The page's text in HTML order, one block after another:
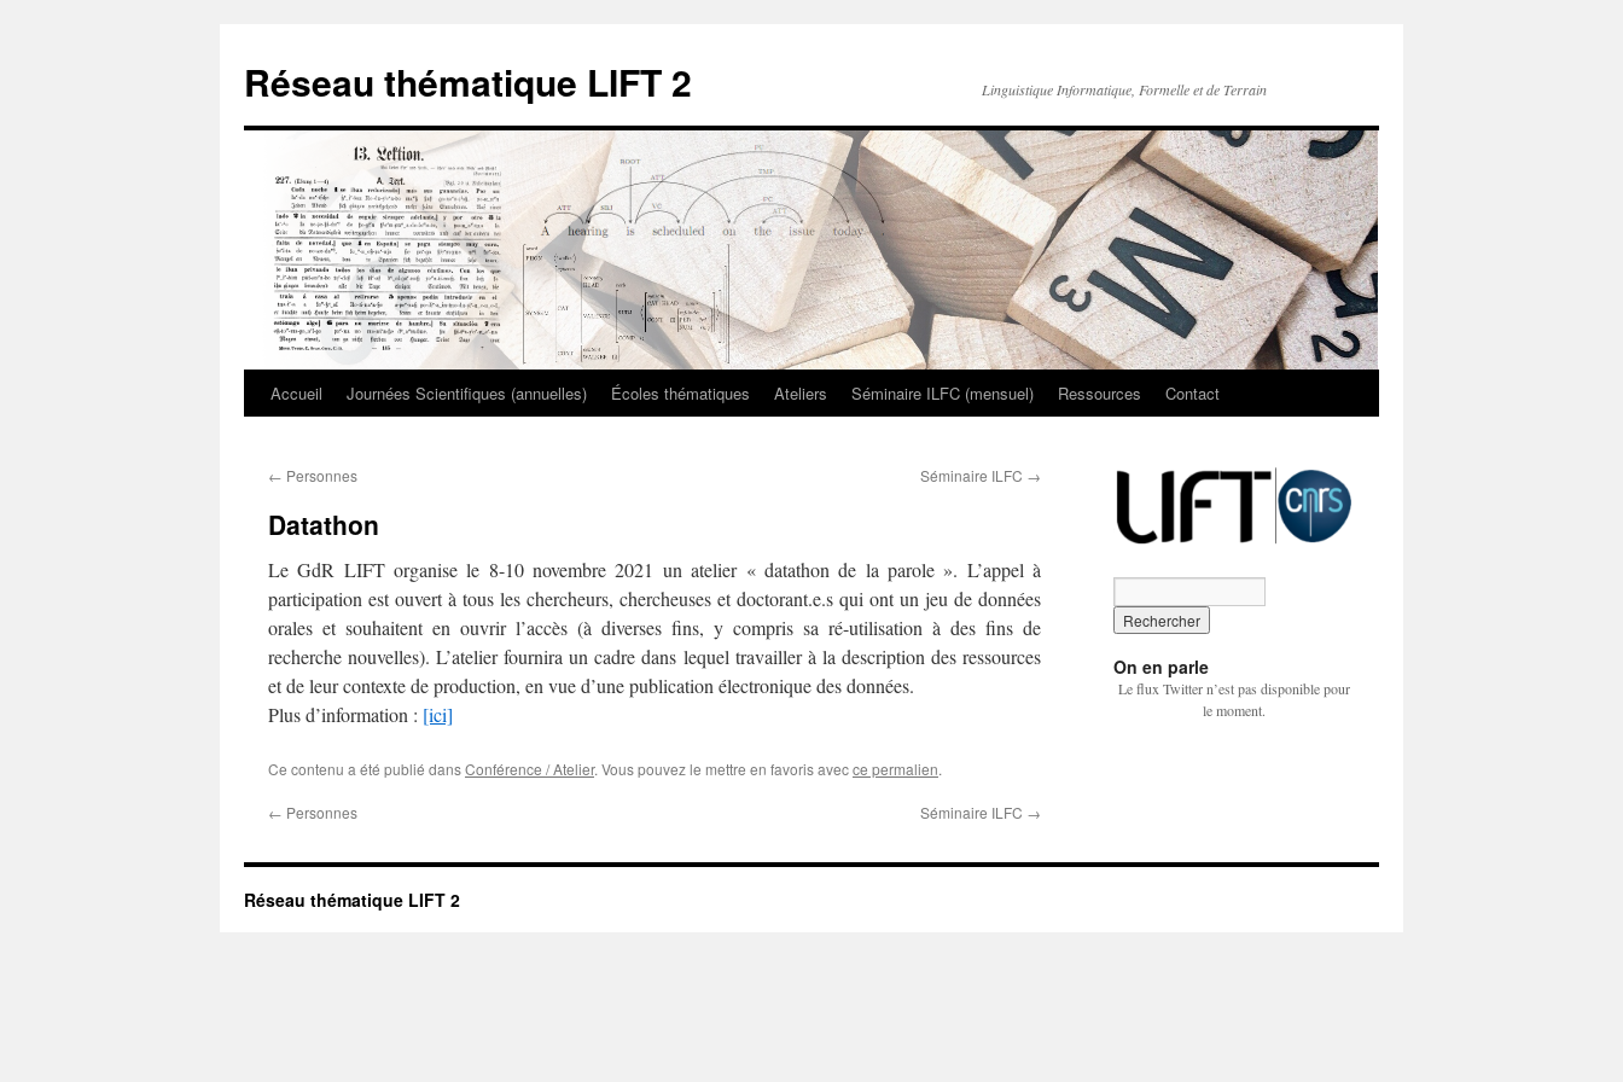
contenu
Réseau thématique LIFT 2 Linguistique Informatique, Formelle et de Terrain
Accueil Journées Scientifiques (annuelles) Écoles thématiques Ateliers Séminaire ILFC (mensuel) Ressources Contact
← Personnes Séminaire ILFC →
Datathon
Le GdR LIFT organise le 8-10 novembre 2021 un atelier « datathon de la parole ». L’appel à
participation est ouvert à tous les chercheurs, chercheuses et doctorant.e.s qui ont un jeu de données
orales et souhaitent en ouvrir l’accès (à diverses fins, y compris sa ré-utilisation à des fins de
recherche nouvelles). L’atelier fournira un cadre dans lequel travailler à la description des ressources
et de leur contexte de production, en vue d’une publication électronique des données.
Plus d’information : [ici]
Ce contenu a été publié dansConférence / Atelier. Vous pouvez le mettre en favoris avecce permalien.
← Personnes Séminaire ILFC →
On en parle
Le flux Twitter n’est pas disponible pour
le moment.
Réseau thématique LIFT 2